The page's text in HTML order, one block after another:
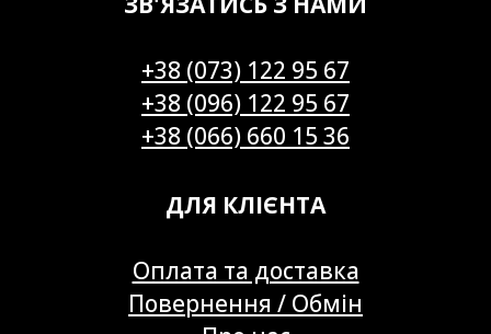
+38 (073) 122 95 67
+38 (096) 122 95 67
+38 (066) 660 15 36
ДЛЯ КЛІЄНТА
Оплата та доставка
Повернення / Обмін